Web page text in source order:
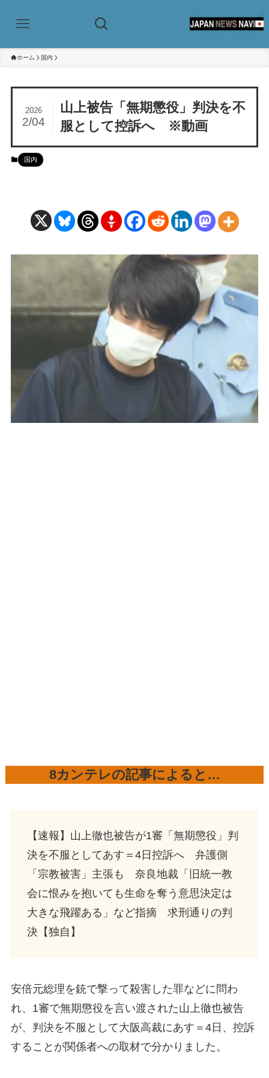
ホーム 国内
山上被告「無期懲役」判決を不
服として控訴へ ※動画
2026
2/04
国内
8カンテレの記事によると…
【速報】山上徹也被告が1審「無期懲役」判
決を不服としてあす＝4日控訴へ 弁護側
「宗教被害」主張も 奈良地裁「旧統一教
会に恨みを抱いても生命を奪う意思決定は
大きな飛躍ある」など指摘 求刑通りの判
決【独自】
安倍元総理を銃で撃って殺害した罪などに問わ
れ、1審で無期懲役を言い渡された山上徹也被告
が、判決を不服として大阪高裁にあす＝4日、控訴
することが関係者への取材で分かりました。